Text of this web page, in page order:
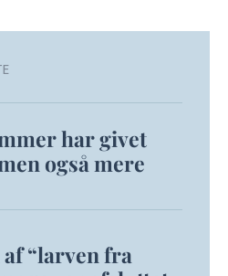
har givet
også mere
“larven fra